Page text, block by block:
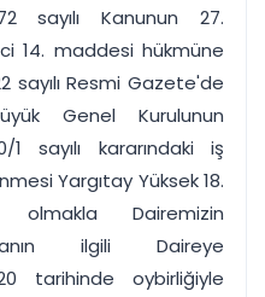
sayılı Kanunun 27.
14. maddesi hükmüne
sayılı Resmi Gazete'de
Genel Kurulunun
sayılı kararındaki iş
Yargıtay Yüksek 18.
Dairemizin
ilgili Daireye
tarihinde oybirliğiyle